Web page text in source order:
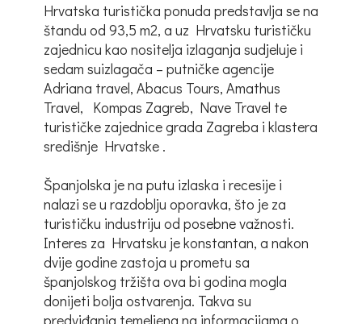
Hrvatska turistička ponuda predstavlja se na
štandu od 93,5 m2, a uz Hrvatsku turističku
zajednicu kao nositelja izlaganja sudjeluje i
sedam suizlagača – putničke agencije
Adriana travel, Abacus Tours, Amathus
Travel, Kompas Zagreb, Nave Travel te
turističke zajednice grada Zagreba i klastera
središnje Hrvatske .
Španjolska je na putu izlaska i recesije i
nalazi se u razdoblju oporavka, što je za
turističku industriju od posebne važnosti.
Interes za Hrvatsku je konstantan, a nakon
dvije godine zastoja u prometu sa
španjolskog tržišta ova bi godina mogla
donijeti bolja ostvarenja. Takva su
predviđanja temeljena na informacijama o